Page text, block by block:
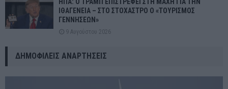
ΙΘΑΓΕΝΕΙΑ – ΣΤΟ ΣΤΟΧΑΣΤΡΟ Ο «ΤΟΥΡΙΣΜΟΣ
ΓΕΝΝΗΣΕΩΝ»
9 Αυγούστου 2026
ΔΗΜΟΦΙΛΕΊΣ ΑΝΑΡΤΉΣΕΙΣ